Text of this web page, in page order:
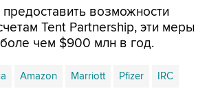
возможности
Tent Partnership, эти меры
чем $900 млн в год.
Amazon Marriott Pfizer IRC